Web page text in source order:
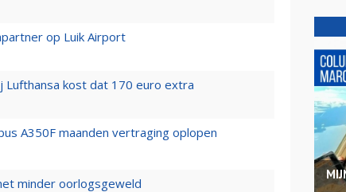
op Luik Airport
Lufthansa kost dat 170 euro extra
A350F maanden vertraging oplopen
minder oorlogsgeweld